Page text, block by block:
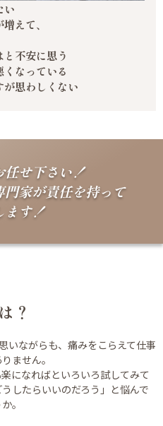
い
えて、
不安に思う
なっている
思わしくない
任せ下さい！
家が責任を持って
ます！
？
いながらも、痛みをこらえて仕事
ません。
になればといろいろ試してみて
したらいいのだろう」と悩んで
。